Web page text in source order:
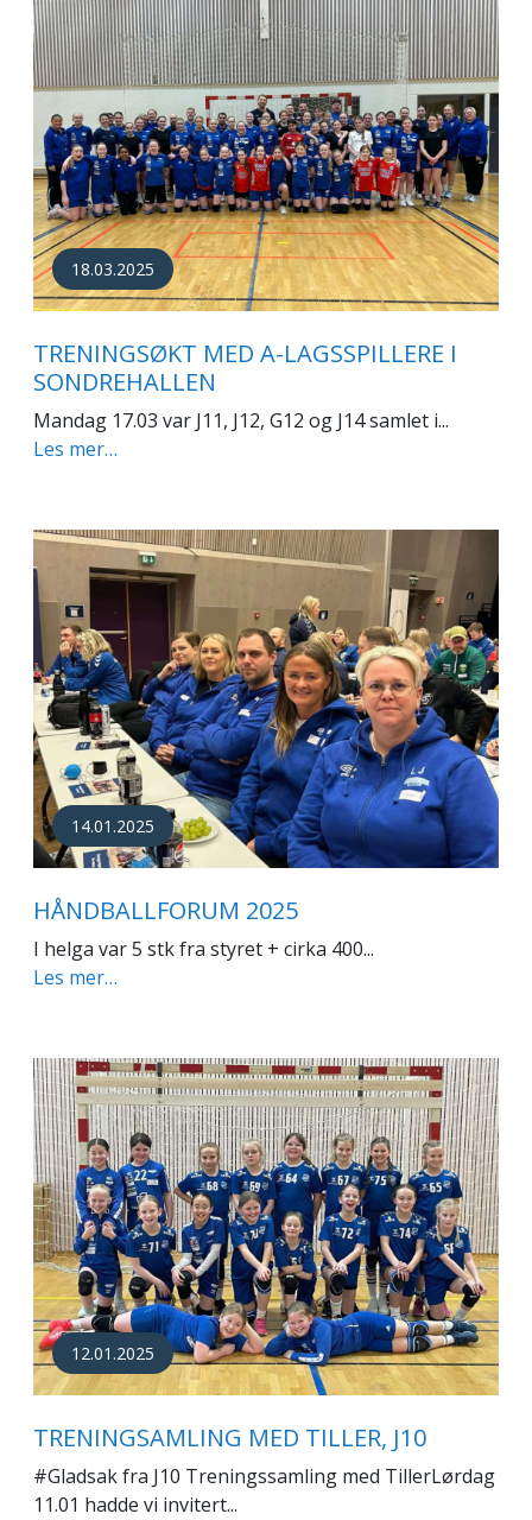
18.03.2025
TRENINGSØKT MED A-LAGSSPILLERE I
SONDREHALLEN
Mandag 17.03 var J11, J12, G12 og J14 samlet i...
Les mer…
14.01.2025
HÅNDBALLFORUM 2025
I helga var 5 stk fra styret + cirka 400...
Les mer…
12.01.2025
TRENINGSAMLING MED TILLER, J10
#Gladsak fra J10 Treningssamling med TillerLørdag
11.01 hadde vi invitert...